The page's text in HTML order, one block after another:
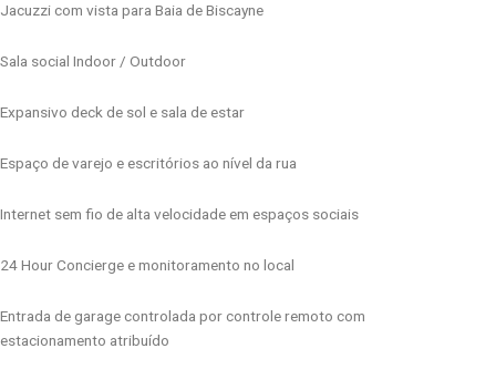
Jacuzzi com vista para Baia de Biscayne
Sala social Indoor / Outdoor
Expansivo deck de sol e sala de estar
Espaço de varejo e escritórios ao nível da rua
Internet sem fio de alta velocidade em espaços sociais
24 Hour Concierge e monitoramento no local
Entrada de garage controlada por controle remoto com
estacionamento atribuído